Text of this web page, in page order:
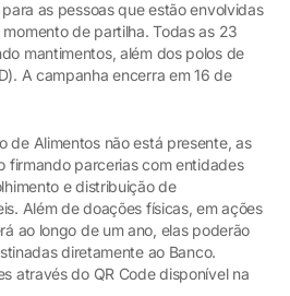
as pessoas que estão envolvidas
de partilha. Todas as 23
mantimentos, além dos polos de
A campanha encerra em 16 de
de Alimentos não está presente, as
firmando parcerias com entidades
e distribuição de
Além de doações físicas, em ações
ao longo de um ano, elas poderão
diretamente ao Banco.
através do QR Code disponível na